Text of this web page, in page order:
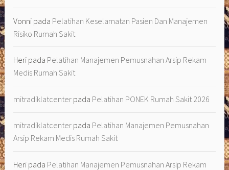
Vonni pada Pelatihan Keselamatan Pasien Dan Manajemen
Risiko Rumah Sakit
Heri pada Pelatihan Manajemen Pemusnahan Arsip Rekam
Medis Rumah Sakit
mitradiklatcenter pada Pelatihan PONEK Rumah Sakit 2026
mitradiklatcenter pada Pelatihan Manajemen Pemusnahan
Arsip Rekam Medis Rumah Sakit
Heri pada Pelatihan Manajemen Pemusnahan Arsip Rekam